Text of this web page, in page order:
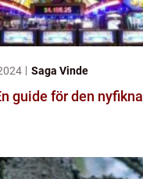
Saga Vinde
guide för den nyfikna